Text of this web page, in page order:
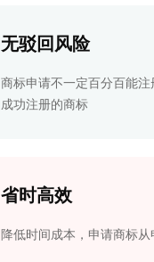
无驳回风险
商标申请不一定百分百能
成功注册的商标
省时高效
降低时间成本，申请商标